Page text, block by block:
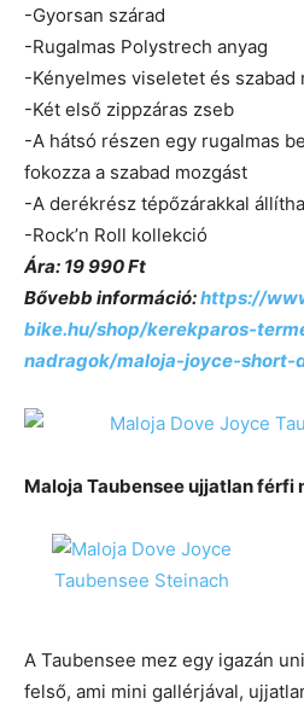
-Gyorsan szárad
-Rugalmas Polystrech anyag
-Kényelmes viseletet és szabad
-Két első zippzáras zseb
-A hátsó részen egy rugalmas
fokozza a szabad mozgást
-A derékrész tépőzárakkal
-Rock’n Roll kollekció
Ára: 19 990 Ft
Bővebb információ:https://
bike.hu/shop/kerekparos-
nadragok/maloja-joyce-
Maloja Taubensee ujjatlan férfi
A Taubensee mez egy igazán
felső, ami mini gallérjával,